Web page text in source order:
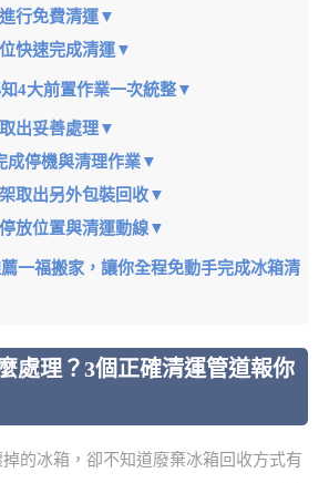
行免費清運▼
快速完成清運▼
4大前置作業一次統整▼
出妥善處理▼
成停機與清理作業▼
取出另外包裝回收▼
放位置與清運動線▼
一福搬家，讓你全程免動手完成冰箱清
處理？3個正確清運管道報你
的冰箱，卻不知道廢棄冰箱回收方式有